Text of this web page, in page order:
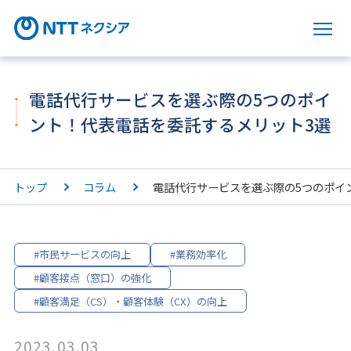
サ
電話代行サービスを選ぶ際の5つのポイ
ント！代表電話を委託するメリット3選
トップ コラム 電話代行サービスを選ぶ際の5つのポ
#市民サービスの向上
#業務効率化
#顧客接点（窓口）の強化
#顧客満足（CS）・顧客体験（CX）の向上
2023.03.03